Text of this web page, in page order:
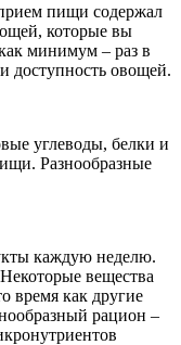
пищи содержал
которые вы
минимум – раз в
доступность овощей.
углеводы, белки и
Разнообразные
каждую неделю.
вещества
время как другие
рацион –